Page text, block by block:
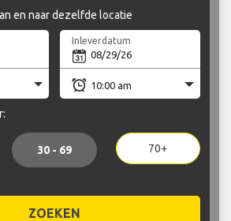
en naar dezelfde locatie
Inleverdatum
30 - 69 70+
ZOEKEN